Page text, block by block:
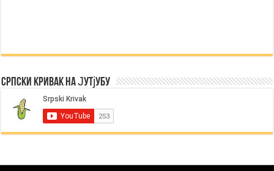
Српски Кривак на Јутјубу